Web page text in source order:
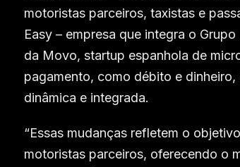
motoristas parceiros, taxistas e
Easy – empresa que integra o
da Movo, startup espanhola de
pagamento, como débito e
dinâmica e integrada.
“Essas mudanças refletem o
motoristas parceiros, oferecendo o